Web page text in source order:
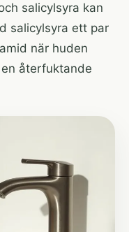
salicylsyra kan
salicylsyra ett par
när huden
återfuktande